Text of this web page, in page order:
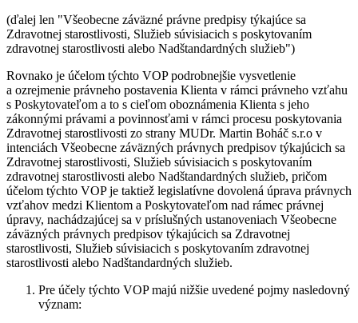
(ďalej len "Všeobecne záväzné právne predpisy týkajúce sa
Zdravotnej starostlivosti, Služieb súvisiacich s poskytovaním
zdravotnej starostlivosti alebo Nadštandardných služieb")
Rovnako je účelom týchto VOP podrobnejšie vysvetlenie
a ozrejmenie právneho postavenia Klienta v rámci právneho vzťahu
s Poskytovateľom a to s cieľom oboznámenia Klienta s jeho
zákonnými právami a povinnosťami v rámci procesu poskytovania
Zdravotnej starostlivosti zo strany MUDr. Martin Boháč s.r.o v
intenciách Všeobecne záväzných právnych predpisov týkajúcich sa
Zdravotnej starostlivosti, Služieb súvisiacich s poskytovaním
zdravotnej starostlivosti alebo Nadštandardných služieb, pričom
účelom týchto VOP je taktiež legislatívne dovolená úprava právnych
vzťahov medzi Klientom a Poskytovateľom nad rámec právnej
úpravy, nachádzajúcej sa v príslušných ustanoveniach Všeobecne
záväzných právnych predpisov týkajúcich sa Zdravotnej
starostlivosti, Služieb súvisiacich s poskytovaním zdravotnej
starostlivosti alebo Nadštandardných služieb.
Pre účely týchto VOP majú nižšie uvedené pojmy nasledovný
význam: